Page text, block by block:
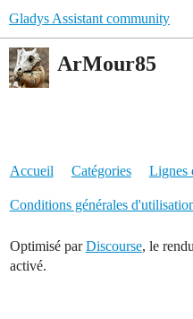
Gladys Assistant community
ArMour85
Accueil Catégories Lignes
Conditions générales
Optimisé parDiscourse, le
activé.